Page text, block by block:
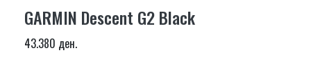
GARMIN Descent G2 Black
43.380 ден.